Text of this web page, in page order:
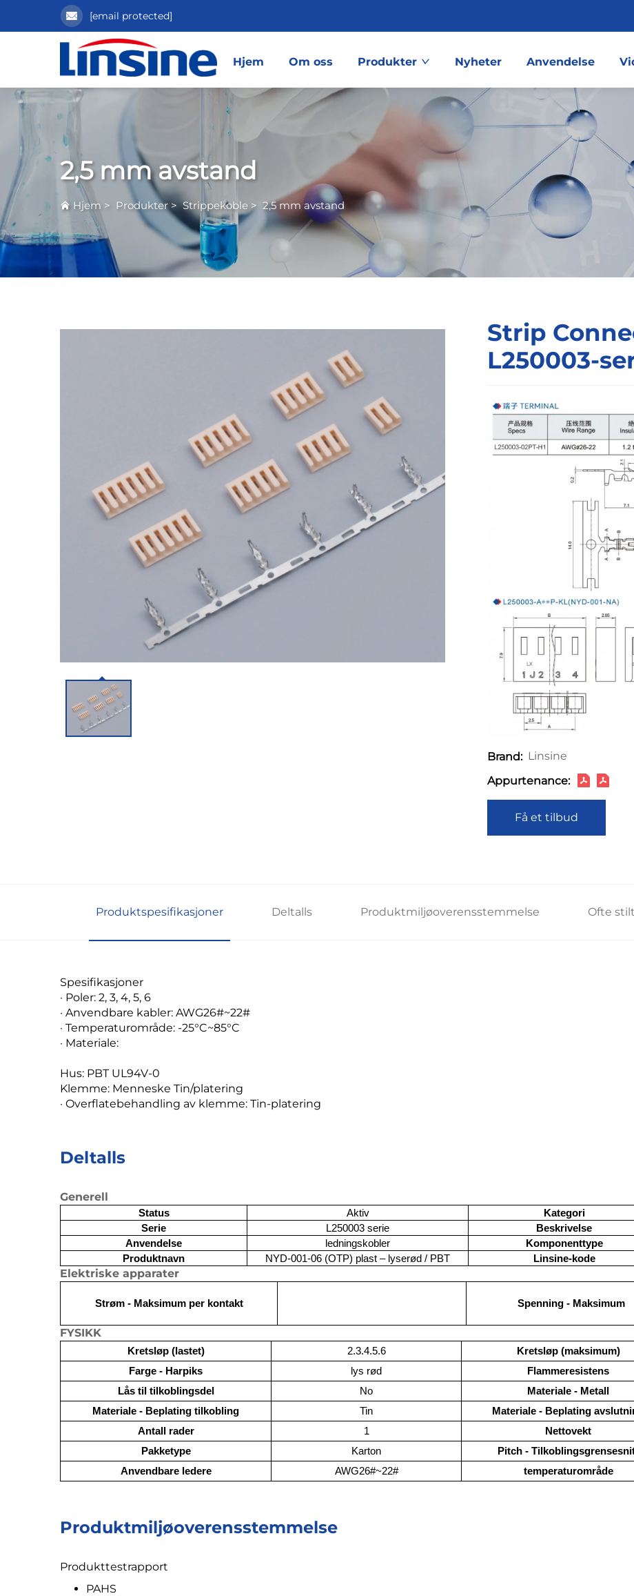
[email protected]
Hjem Om oss Produkter Nyheter Anvendelse
2,5 mm avstand
Hjem > Produkter >Strippekoble > 2,5 mm avstand
Strip
L250003-
Brand: Linsine
Appurtenance:
Få et tilbud
Produktspesifikasjoner Deltalls Produktmiljøoverensstemmelse Ofte
Spesifikasjoner
· Poler: 2, 3, 4, 5, 6
· Anvendbare kabler: AWG26#~22#
· Temperaturområde: -25°C~85°C
· Materiale:
Hus: PBT UL94V-0
Klemme: Menneske Tin/platering
· Overflatebehandling av klemme: Tin-platering
Deltalls
Generell
Status Aktiv Kategori
Serie
L250003 serie Beskrivelse
Anvendelse
ledningskobler Komponenttype
Produktnavn
NYD-001-06 (OTP) plast – lyserød / PBT Linsine-kode
Elektriske apparater
Strøm - Maksimum per kontakt Spenning - Maksimum
FYSIKK
Kretsløp (lastet) 2.3.4.5.6 Kretsløp (maksimum)
Farge - Harpiks
lys rød Flammeresistens
Lås til tilkoblingsdel
No Materiale - Metall
Materiale - Beplating tilkobling
Tin Materiale - Beplating
Antall rader
1 Nettovekt
Pakketype
Karton Pitch -
Anvendbare ledere
AWG26#~22# temperaturområde
Produktmiljøoverensstemmelse
Produkttestrapport
PAHS